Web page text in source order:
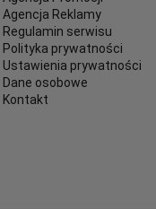
Agencja Reklamy
Regulamin serwisu
Polityka prywatności
Ustawienia prywatności
Dane osobowe
Kontakt